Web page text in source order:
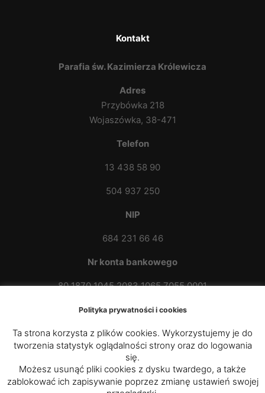
Kontakt
Parafia św. Kazimierza Królewicza
Adres
Przybówka 218
Wojaszówka, 38-471
Telefon
13 438 58 90
504 937 250
NIP
684 231 66 46
Nr konta bankowego
80 1870 1045 2083 1065 7055 0001
Polityka prywatności i cookies
Ta strona korzysta z plików cookies. Wykorzystujemy je do
tworzenia statystyk oglądalności strony oraz do logowania
się.
Możesz usunąć pliki cookies z dysku twardego, a także
zablokować ich zapisywanie poprzez zmianę ustawień swojej